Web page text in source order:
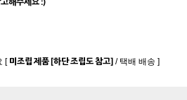
[ 미조립 제품 [하단 조립도 참고] / 택배 배송 ]